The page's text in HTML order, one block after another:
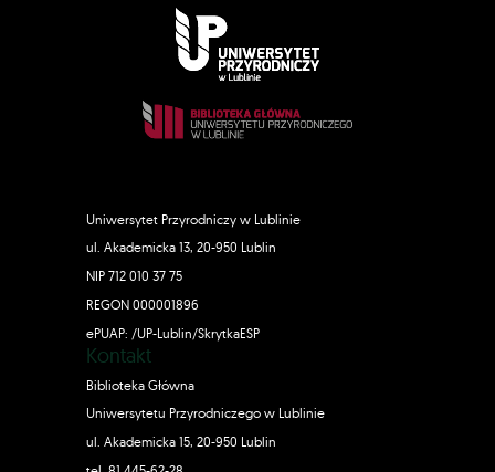
Uniwersytet Przyrodniczy w Lublinie
ul. Akademicka 13, 20-950 Lublin
NIP 712 010 37 75
REGON 000001896
ePUAP: /UP-Lublin/SkrytkaESP
Kontakt
Biblioteka Główna
Uniwersytetu Przyrodniczego w Lublinie
ul. Akademicka 15, 20-950 Lublin